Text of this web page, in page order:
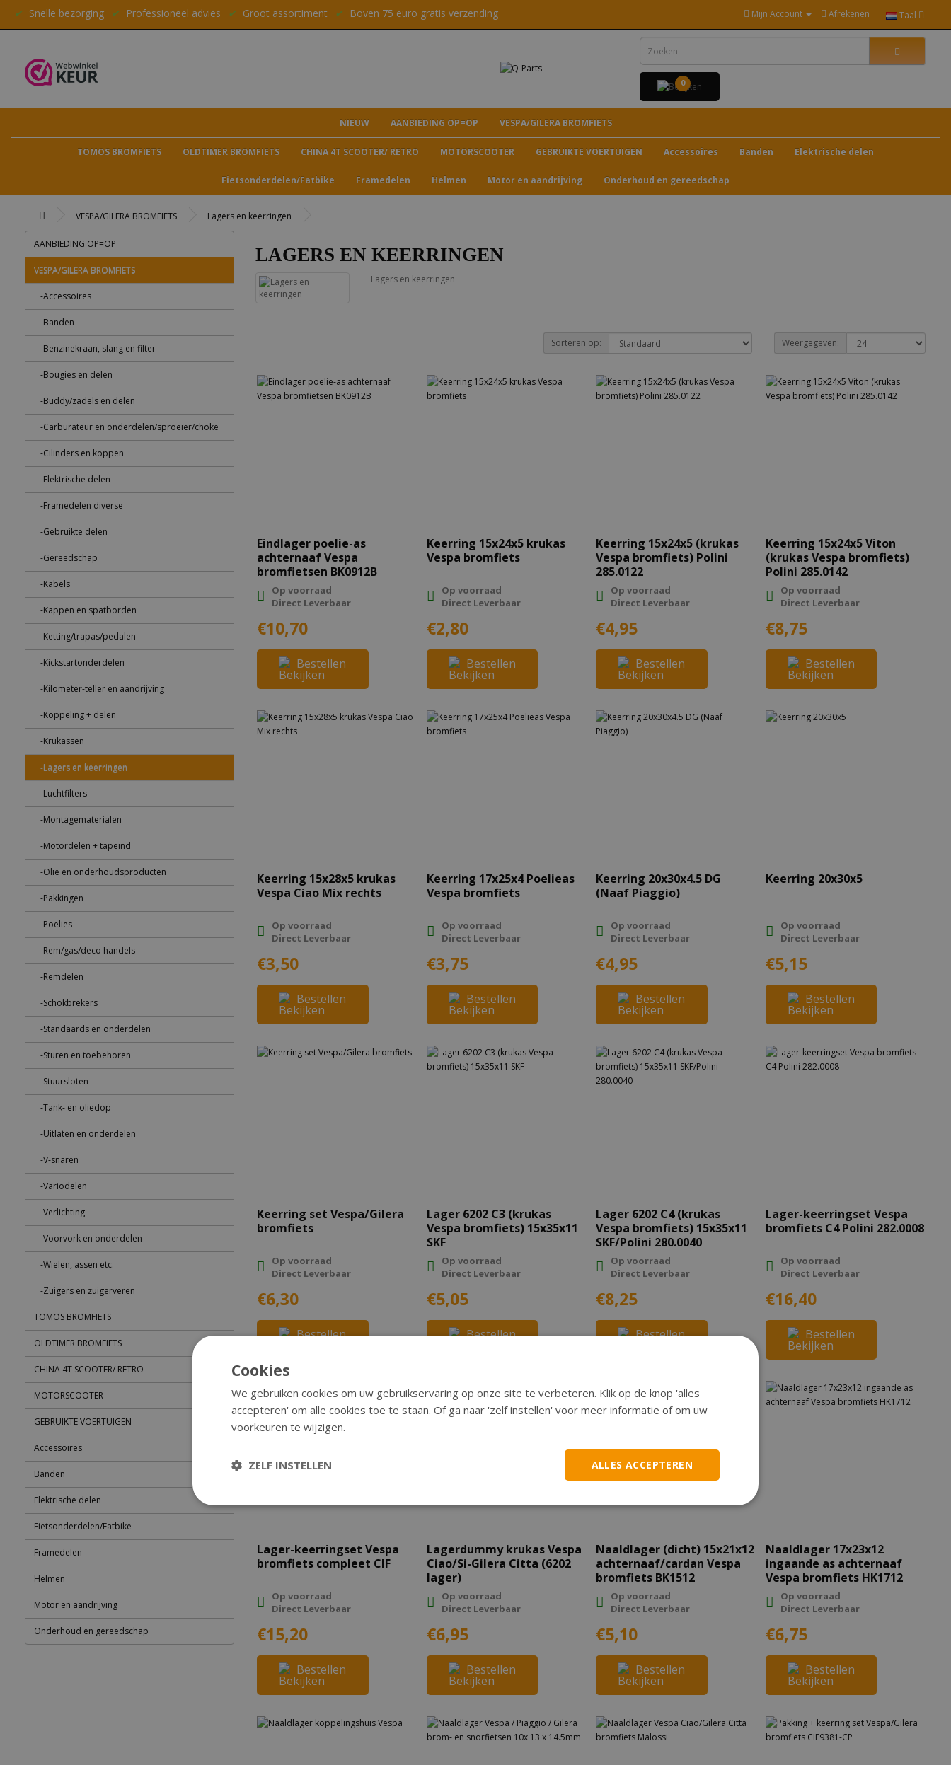
✔ Snelle bezorging ✔ Professioneel advies ✔ Groot assortiment ✔ Boven 75 euro gratis verzending Mijn Account Afrekenen Taal
0
NIEUW AANBIEDING OP=OP VESPA/GILERA BROMFIETS
TOMOS BROMFIETS OLDTIMER BROMFIETS CHINA 4T SCOOTER/ RETRO MOTORSCOOTER GEBRUIKTE VOERTUIGEN Accessoires Banden Elektrische delen
Fietsonderdelen/Fatbike Framedelen Helmen Motor en aandrijving Onderhoud en gereedschap
VESPA/GILERA BROMFIETS Lagers en keerringen
AANBIEDING OP=OP
VESPA/GILERA BROMFIETS
-Accessoires
-Banden
-Benzinekraan, slang en filter
-Bougies en delen
-Buddy/zadels en delen
-Carburateur en onderdelen/sproeier/choke
-Cilinders en koppen
-Elektrische delen
-Framedelen diverse
-Gebruikte delen
-Gereedschap
-Kabels
-Kappen en spatborden
-Ketting/trapas/pedalen
-Kickstartonderdelen
-Kilometer-teller en aandrijving
-Koppeling + delen
-Krukassen
-Lagers en keerringen
-Luchtfilters
-Montagematerialen
-Motordelen + tapeind
-Olie en onderhoudsproducten
-Pakkingen
-Poelies
-Rem/gas/deco handels
-Remdelen
-Schokbrekers
-Standaards en onderdelen
-Sturen en toebehoren
-Stuursloten
-Tank- en oliedop
-Uitlaten en onderdelen
-V-snaren
-Variodelen
-Verlichting
-Voorvork en onderdelen
-Wielen, assen etc.
-Zuigers en zuigerveren
TOMOS BROMFIETS
OLDTIMER BROMFIETS
CHINA 4T SCOOTER/ RETRO
MOTORSCOOTER
GEBRUIKTE VOERTUIGEN
Accessoires
Banden
Elektrische delen
Fietsonderdelen/Fatbike
Framedelen
Helmen
Motor en aandrijving
Onderhoud en gereedschap
LAGERS EN KEERRINGEN
Lagers en keerringen
Sorteren op: Weergegeven:
Eindlager poelie-as
achternaaf Vespa
bromfietsen BK0912B
Op voorraad
Direct Leverbaar
€10,70
Bestellen
Keerring 15x24x5 krukas
Vespa bromfiets
Op voorraad
Direct Leverbaar
€2,80
Bestellen
Keerring 15x24x5 (krukas
Vespa bromfiets) Polini
285.0122
Op voorraad
Direct Leverbaar
€4,95
Bestellen
Keerring 15x24x5 Viton
(krukas Vespa bromfiets)
Polini 285.0142
Op voorraad
Direct Leverbaar
€8,75
Bestellen
Keerring 15x28x5 krukas
Vespa Ciao Mix rechts
Op voorraad
Direct Leverbaar
€3,50
Bestellen
Keerring 17x25x4 Poelieas
Vespa bromfiets
Op voorraad
Direct Leverbaar
€3,75
Bestellen
Keerring 20x30x4.5 DG
(Naaf Piaggio)
Op voorraad
Direct Leverbaar
€4,95
Bestellen
Keerring 20x30x5
Op voorraad
Direct Leverbaar
€5,15
Bestellen
Keerring set Vespa/Gilera
bromfiets
Op voorraad
Direct Leverbaar
€6,30
Bestellen
Lager 6202 C3 (krukas
Vespa bromfiets) 15x35x11
SKF
Op voorraad
Direct Leverbaar
€5,05
Bestellen
Lager 6202 C4 (krukas
Vespa bromfiets) 15x35x11
SKF/Polini 280.0040
Op voorraad
Direct Leverbaar
€8,25
Bestellen
Lager-keerringset Vespa
bromfiets C4 Polini 282.0008
Op voorraad
Direct Leverbaar
€16,40
Bestellen
Lager-keerringset Vespa
bromfiets compleet CIF
Op voorraad
Direct Leverbaar
€15,20
Bestellen
Lagerdummy krukas Vespa
Ciao/Si-Gilera Citta (6202
lager)
Op voorraad
Direct Leverbaar
€6,95
Bestellen
Naaldlager (dicht) 15x21x12
achternaaf/cardan Vespa
bromfiets BK1512
Op voorraad
Direct Leverbaar
€5,10
Bestellen
Naaldlager 17x23x12
ingaande as achternaaf
Vespa bromfiets HK1712
Op voorraad
Direct Leverbaar
€6,75
Bestellen
Cookies
We gebruiken cookies om uw gebruikservaring op onze site te verbeteren. Klik op de knop 'alles
accepteren' om alle cookies toe te staan. Of ga naar 'zelf instellen' voor meer informatie of om uw
voorkeuren te wijzigen.
ALLES ACCEPTEREN
ZELF INSTELLEN